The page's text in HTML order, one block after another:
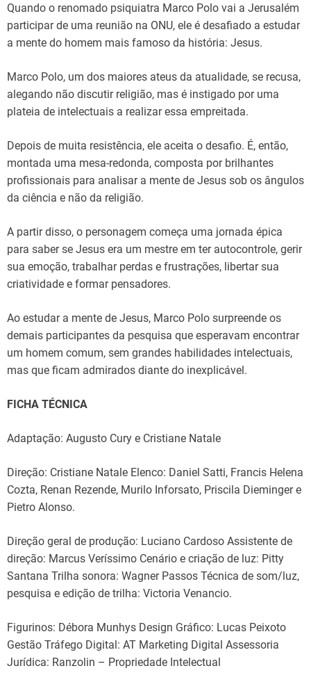
Quando o renomado psiquiatra Marco Polo vai a Jerusalém
participar de uma reunião na ONU, ele é desafiado a estudar
a mente do homem mais famoso da história: Jesus.
Marco Polo, um dos maiores ateus da atualidade, se recusa,
alegando não discutir religião, mas é instigado por uma
plateia de intelectuais a realizar essa empreitada.
Depois de muita resistência, ele aceita o desafio. É, então,
montada uma mesa-redonda, composta por brilhantes
profissionais para analisar a mente de Jesus sob os ângulos
da ciência e não da religião.
A partir disso, o personagem começa uma jornada épica
para saber se Jesus era um mestre em ter autocontrole, gerir
sua emoção, trabalhar perdas e frustrações, libertar sua
criatividade e formar pensadores.
Ao estudar a mente de Jesus, Marco Polo surpreende os
demais participantes da pesquisa que esperavam encontrar
um homem comum, sem grandes habilidades intelectuais,
mas que ficam admirados diante do inexplicável.
FICHA TÉCNICA
Adaptação: Augusto Cury e Cristiane Natale
Direção: Cristiane Natale Elenco: Daniel Satti, Francis Helena
Cozta, Renan Rezende, Murilo Inforsato, Priscila Dieminger e
Pietro Alonso.
Direção geral de produção: Luciano Cardoso Assistente de
direção: Marcus Veríssimo Cenário e criação de luz: Pitty
Santana Trilha sonora: Wagner Passos Técnica de som/luz,
pesquisa e edição de trilha: Victoria Venancio.
Figurinos: Débora Munhys Design Gráfico: Lucas Peixoto
Gestão Tráfego Digital: AT Marketing Digital Assessoria
Jurídica: Ranzolin – Propriedade Intelectual